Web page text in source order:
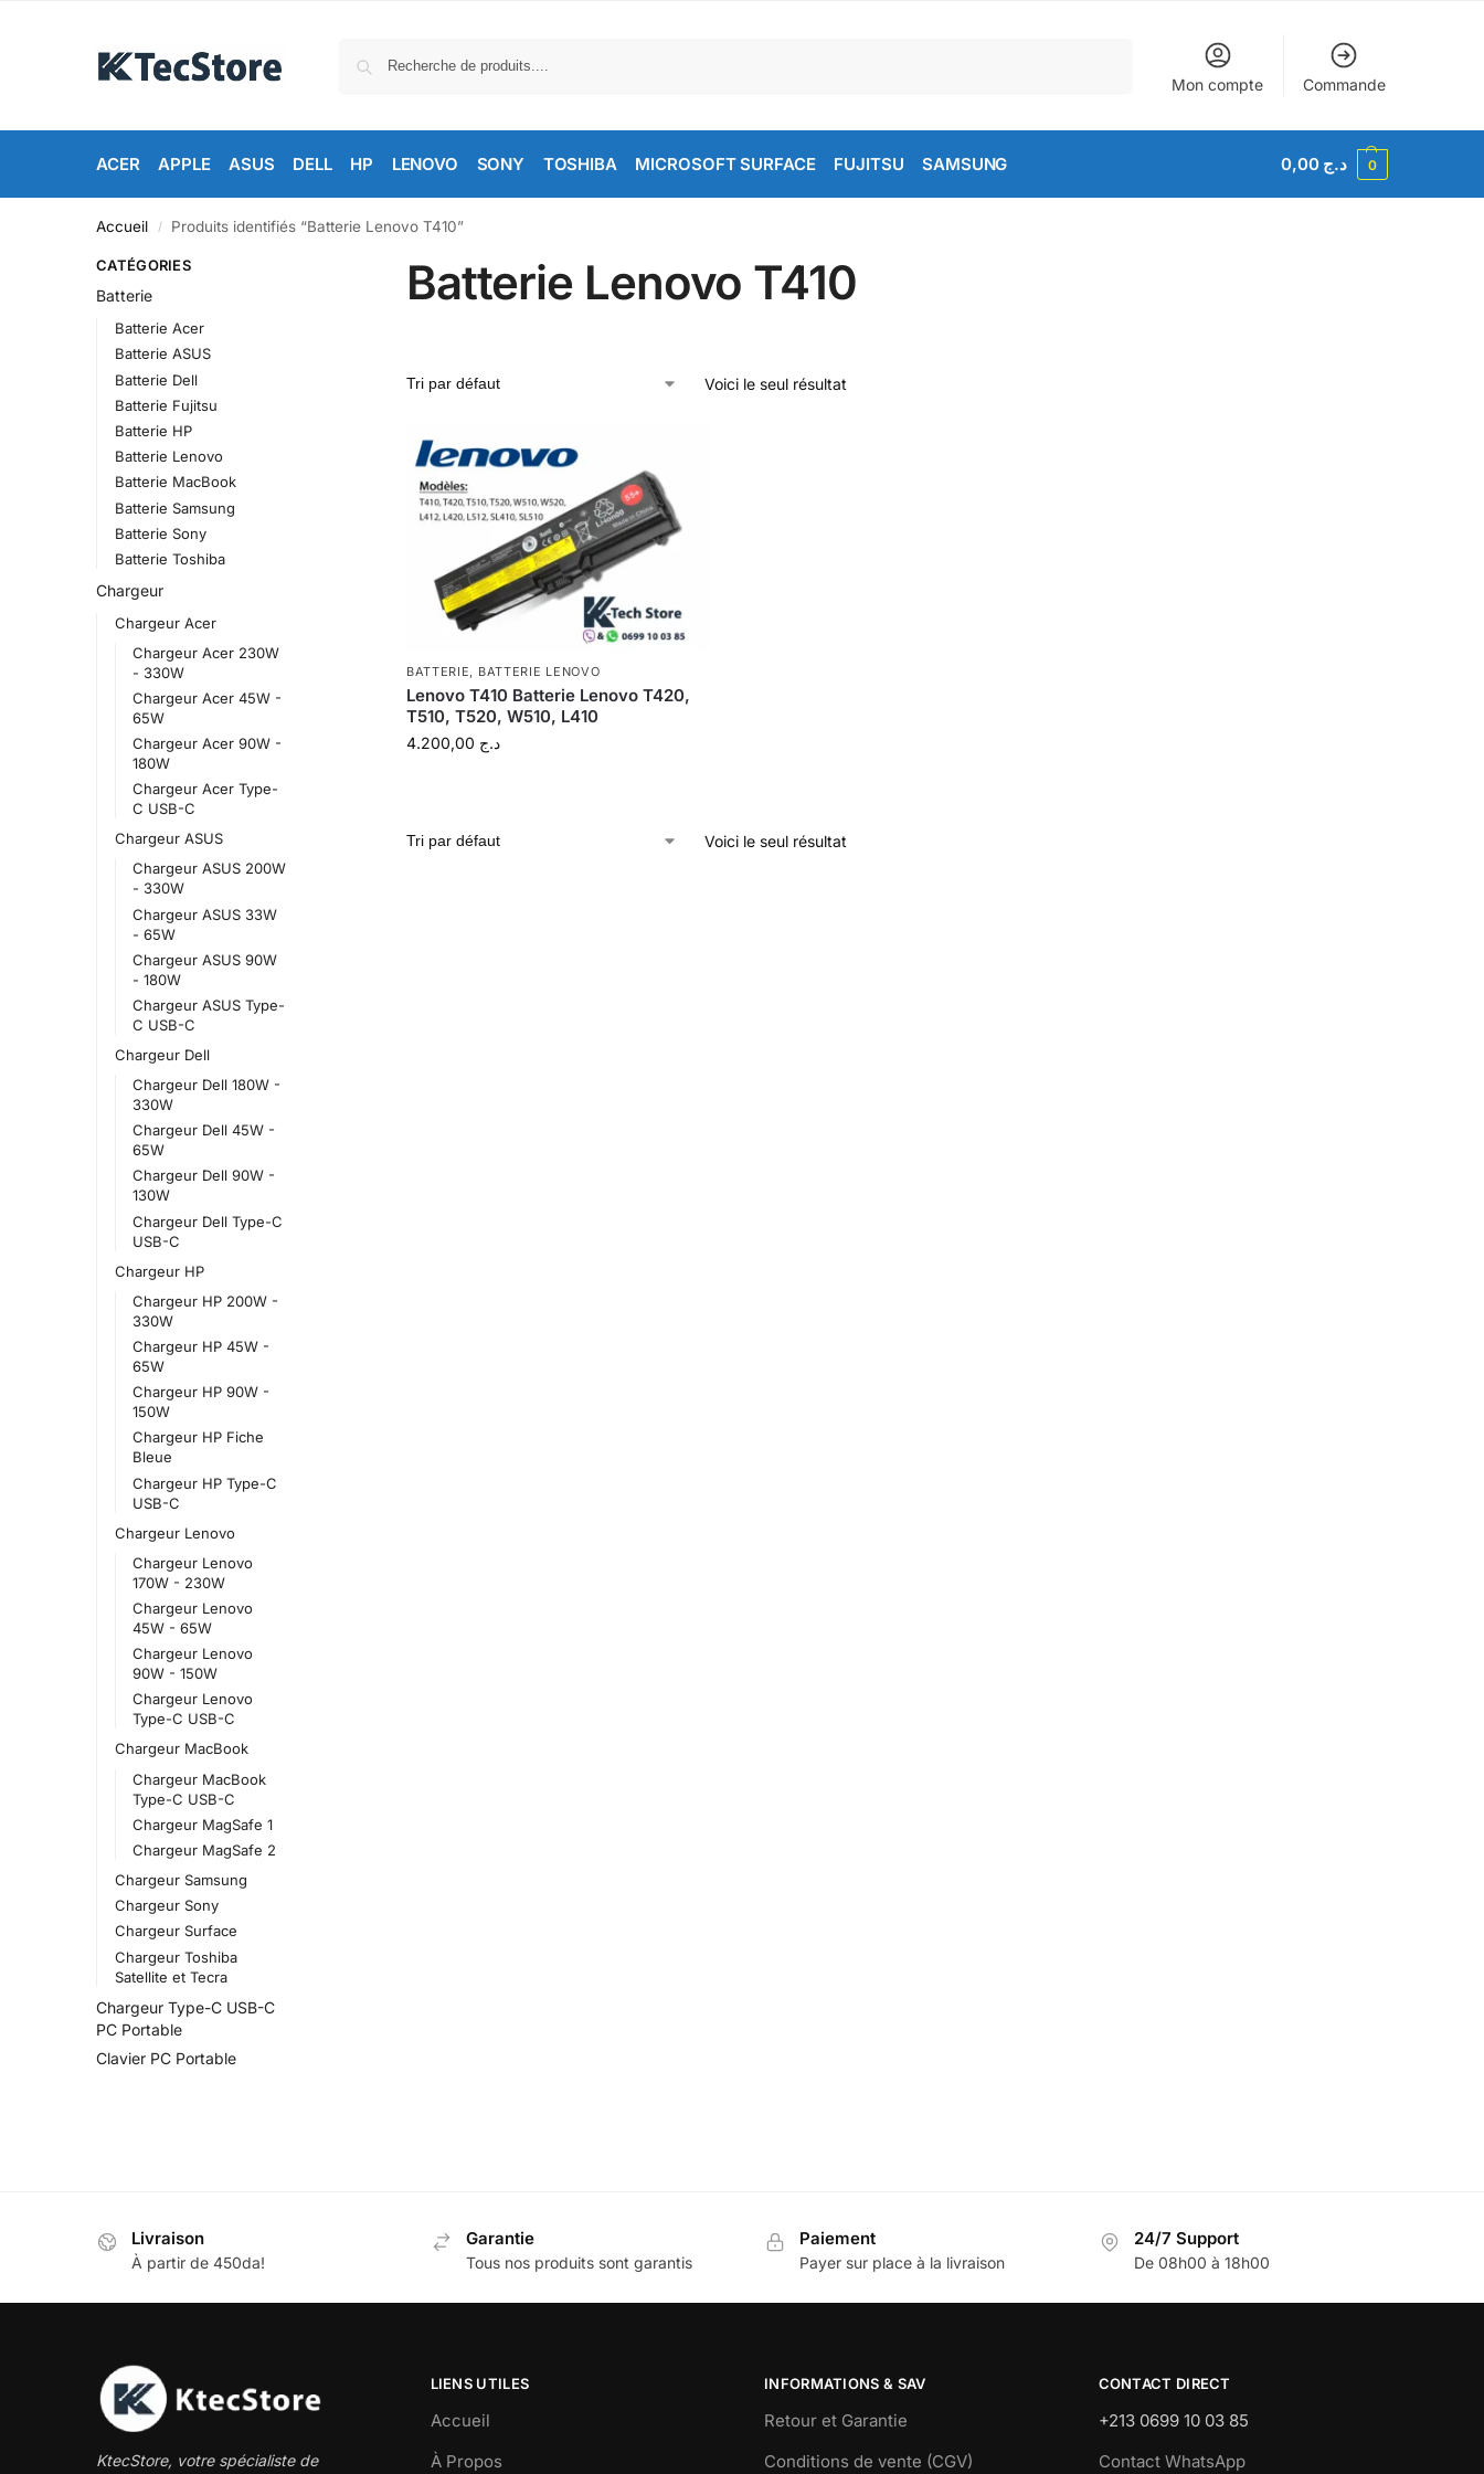
Mon compte Commande
ACER APPLE ASUS DELL HP LENOVO SONY TOSHIBA MICROSOFT SURFACE FUJITSU SAMSUNG د.ج 0,00 0
Accueil / Produits identifiés “Batterie Lenovo T410”
Batterie Lenovo T410
Voici le seul résultat
BATTERIE, BATTERIE LENOVO
Lenovo T410 Batterie Lenovo T420,
T510, T520, W510, L410
د.ج
Voici le seul résultat
CATÉGORIES
Batterie
Batterie Acer
Batterie ASUS
Batterie Dell
Batterie Fujitsu
Batterie HP
Batterie Lenovo
Batterie MacBook
Batterie Samsung
Batterie Sony
Batterie Toshiba
Chargeur
Chargeur Acer
Chargeur Acer 230W
- 330W
Chargeur Acer 45W -
65W
Chargeur Acer 90W -
180W
Chargeur Acer Type-
C USB-C
Chargeur ASUS
Chargeur ASUS 200W
- 330W
Chargeur ASUS 33W
- 65W
Chargeur ASUS 90W
- 180W
Chargeur ASUS Type-
C USB-C
Chargeur Dell
Chargeur Dell 180W -
330W
Chargeur Dell 45W -
65W
Chargeur Dell 90W -
130W
Chargeur Dell Type-C
USB-C
Chargeur HP
Chargeur HP 200W -
330W
Chargeur HP 45W -
65W
Chargeur HP 90W -
150W
Chargeur HP Fiche
Bleue
Chargeur HP Type-C
USB-C
Chargeur Lenovo
Chargeur Lenovo
170W - 230W
Chargeur Lenovo
45W - 65W
Chargeur Lenovo
90W - 150W
Chargeur Lenovo
Type-C USB-C
Chargeur MacBook
Chargeur MacBook
Type-C USB-C
Chargeur MagSafe 1
Chargeur MagSafe 2
Chargeur Samsung
Chargeur Sony
Chargeur Surface
Chargeur Toshiba
Satellite et Tecra
Chargeur Type-C USB-C
PC Portable
Clavier PC Portable
Livraison
À partir de 450da!
Garantie
Tous nos produits sont garantis
Paiement
Payer sur place à la livraison
24/7 Support
De 08h00 à 18h00
KtecStore, votre spécialiste de
LIENS UTILES
Accueil
À Propos
INFORMATIONS & SAV
Retour et Garantie
Conditions de vente (CGV)
CONTACT DIRECT
+213 0699 10 03 85
Contact WhatsApp